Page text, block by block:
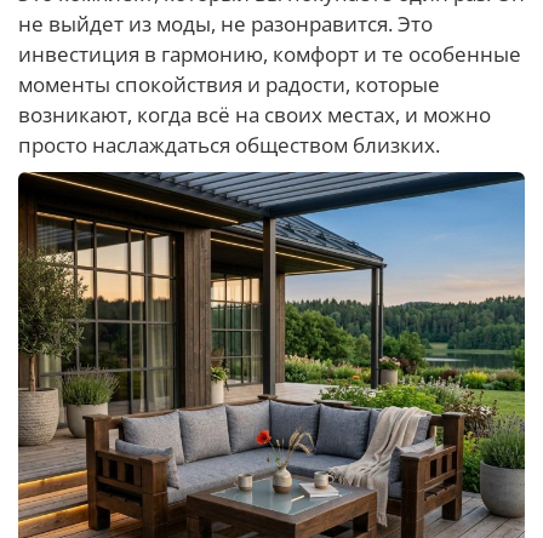
не выйдет из моды, не разонравится. Это
инвестиция в гармонию, комфорт и те особенные
моменты спокойствия и радости, которые
возникают, когда всё на своих местах, и можно
просто наслаждаться обществом близких.